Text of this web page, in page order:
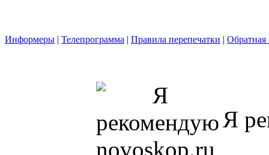
Информеры | Телепрограмма | Правила перепечатки | Обратная
Я